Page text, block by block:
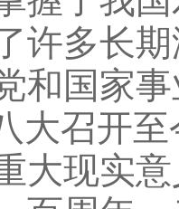
许多长
和国家
大召开
大现实